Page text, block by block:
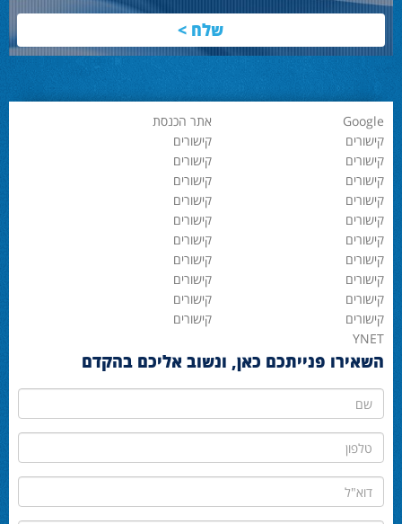
Google אתר הכנסת
YNET
קישורים קישורים
קישורים קישורים
קישורים קישורים
קישורים קישורים
קישורים קישורים
קישורים קישורים
קישורים קישורים
קישורים קישורים
קישורים קישורים
קישורים קישורים
השאירו פנייתכם כאן, ונשוב אליכם בהקדם
שם
טלפון
דוא"ל